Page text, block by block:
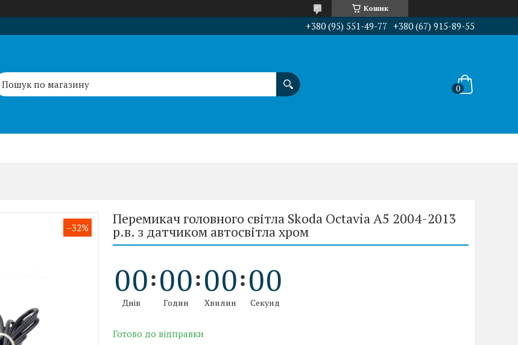
Кошик
+380 (95) 551-49-77 +380 (67) 915-89-55
–32%
Перемикач головного світла Skoda Octavia A5 2004-2013
р.в. з датчиком автосвітла хром
00
Днів
00
Годин
00
Хвилин
00
Секунд
Готово до відправки